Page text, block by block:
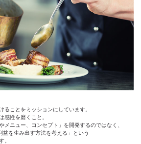
ることをミッションにしています。
感性を磨くこと。
メニュー、コンセプト」を開発するのではなく、
益を生み出す方法を考える」という
。